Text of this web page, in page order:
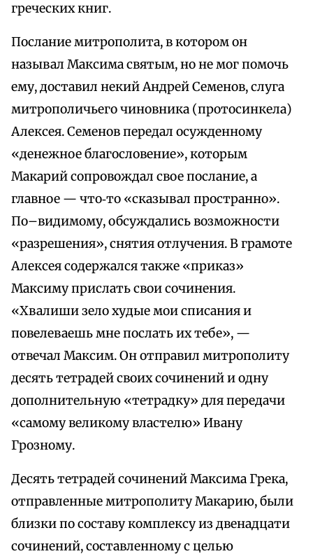
греческих книг.
Послание митрополита, в котором он
называл Максима святым, но не мог помочь
ему, доставил некий Андрей Семенов, слуга
митрополичьего чиновника (протосинкела)
Алексея. Семенов передал осужденному
«денежное благословение», которым
Макарий сопровождал свое послание, а
главное — что‑то «сказывал пространно».
По–видимому, обсуждались возможности
«разрешения», снятия отлучения. В грамоте
Алексея содержался также «приказ»
Максиму прислать свои сочинения.
«Хвалиши зело худые мои списания и
повелеваешь мне послать их тебе», —
отвечал Максим. Он отправил митрополиту
десять тетрадей своих сочинений и одну
дополнительную «тетрадку» для передачи
«самому великому властелю» Ивану
Грозному.
Десять тетрадей сочинений Максима Грека,
отправленные митрополиту Макарию, были
близки по составу комплексу из двенадцати
сочинений, составленному с целью